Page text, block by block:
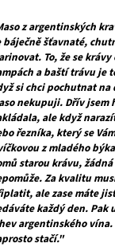
z argentinských
báječně šťavnaté,
To, že se
a baští trávu je
si chci pochutnat
nekupuji. Dřív jsem
ale když
řezníka, který se
z mladého
starou krávu,
Za kvalitu
ale zase máte
každý den. Pak
argentinského
stačí."